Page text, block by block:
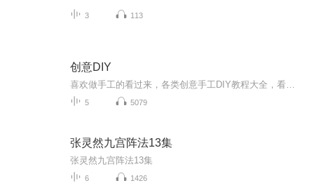
3 113
创意DIY
5 5079
张灵然九宫阵法13集
张灵然九宫阵法13集
6 1426